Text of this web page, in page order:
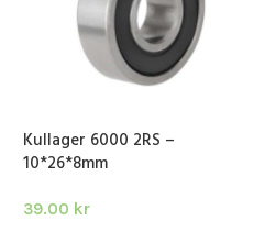
Kullager 6000 2RS –
10*26*8mm
39.00 kr